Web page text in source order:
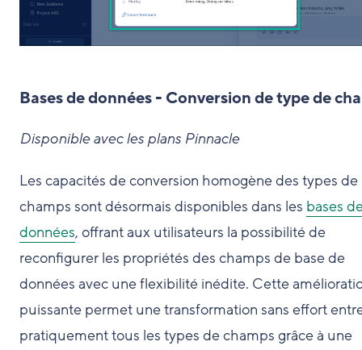
Bases de données - Conversion de type de
Disponible avec les plans Pinnacle
Les capacités de conversion homogène des types de
champs sont désormais disponibles dans les bases
données, offrant aux utilisateurs la possibilité de
reconfigurer les propriétés des champs de base de
données avec une flexibilité inédite. Cette
puissante permet une transformation sans effort
pratiquement tous les types de champs grâce à une